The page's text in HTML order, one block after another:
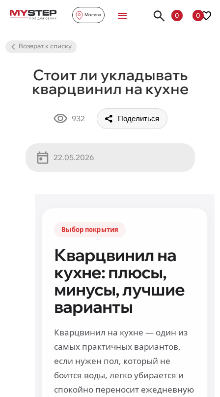
Москва 0 0
Возврат к списку
Стоит ли укладывать
кварцвинил на кухне
932 Поделиться
22.05.2026
Выбор покрытия
Кварцвинил на
кухне: плюсы,
минусы, лучшие
варианты
Кварцвинил на кухне — один из
самых практичных вариантов,
если нужен пол, который не
боится воды, легко убирается и
спокойно переносит ежедневную